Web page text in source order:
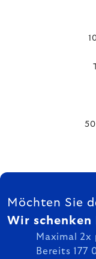
FUSSZEILE
Möchten Sie
Wir
Maximal 2x
Bereits 177